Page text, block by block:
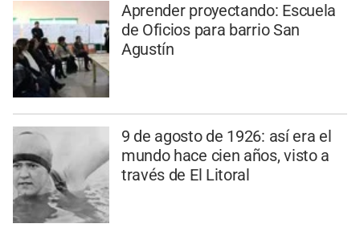
Aprender proyectando: Escuela
de Oficios para barrio San
Agustín
9 de agosto de 1926: así era el
mundo hace cien años, visto a
través de El Litoral